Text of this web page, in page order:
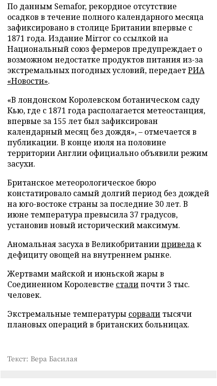
По данным Semafor, рекордное отсутствие
осадков в течение полного календарного месяца
зафиксировано в столице Британии впервые с
1871 года. Издание Mirror со ссылкой на
Национальный союз фермеров предупреждает о
возможном недостатке продуктов питания из-за
экстремальных погодных условий, передаетРИА
«Новости».
«В лондонском Королевском ботаническом саду
Кью, где с 1871 года располагается метеостанция,
впервые за 155 лет был зафиксирован
календарный месяц без дождя», – отмечается в
публикации. В конце июля на половине
территории Англии официально объявили режим
засухи.
Британское метеорологическое бюро
констатировало самый долгий период без дождей
на юго-востоке страны за последние 30 лет. В
июне температура превысила 37 градусов,
установив новый исторический максимум.
Аномальная засуха в Великобританиипривелак
дефициту овощей на внутреннем рынке.
Жертвами майской и июньской жары в
Соединенном Королевстве сталипочти 3 тыс.
человек.
Экстремальные температуры сорвали тысячи
плановых операций в британских больницах.
Текст: Вера Басилая